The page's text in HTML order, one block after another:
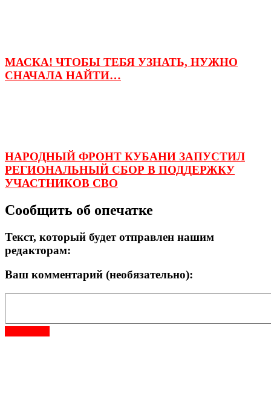
МАСКА! ЧТОБЫ ТЕБЯ УЗНАТЬ, НУЖНО
СНАЧАЛА НАЙТИ…
НАРОДНЫЙ ФРОНТ КУБАНИ ЗАПУСТИЛ
РЕГИОНАЛЬНЫЙ СБОР В ПОДДЕРЖКУ
УЧАСТНИКОВ СВО
Сообщить об опечатке
Текст, который будет отправлен нашим
редакторам:
Ваш комментарий (необязательно):